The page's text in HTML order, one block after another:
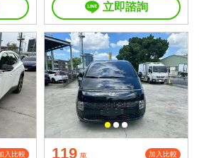
立即諮詢
入比較 119 萬 加入比較